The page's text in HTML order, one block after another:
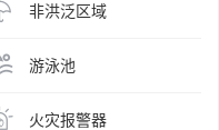
非洪泛区域
游泳池
火灾报警器